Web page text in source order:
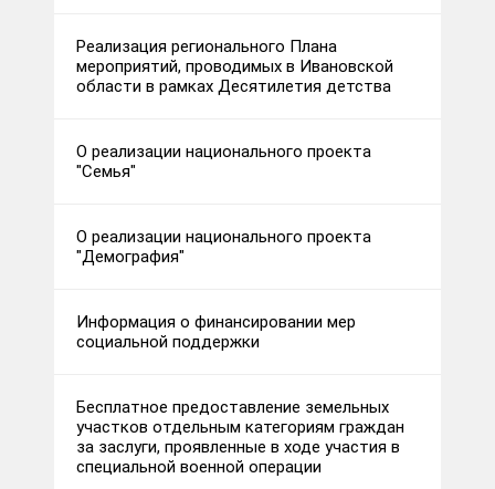
Реализация регионального Плана
мероприятий, проводимых в Ивановской
области в рамках Десятилетия детства
О реализации национального проекта
"Семья"
О реализации национального проекта
"Демография"
Информация о финансировании мер
социальной поддержки
Бесплатное предоставление земельных
участков отдельным категориям граждан
за заслуги, проявленные в ходе участия в
специальной военной операции